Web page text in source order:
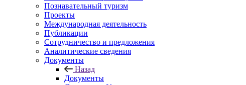
Познавательный туризм
Проекты
Международная деятельность
Публикации
Сотрудничество и предложения
Аналитические сведения
Документы
Назад
Документы